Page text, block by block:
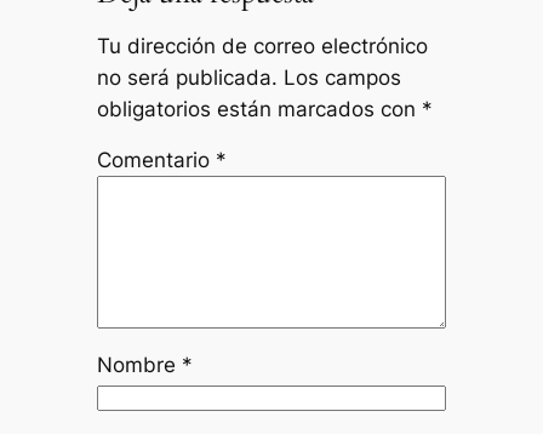
Tu dirección de correo electrónico
no será publicada. Los campos
obligatorios están marcados con *
Comentario *
Nombre *